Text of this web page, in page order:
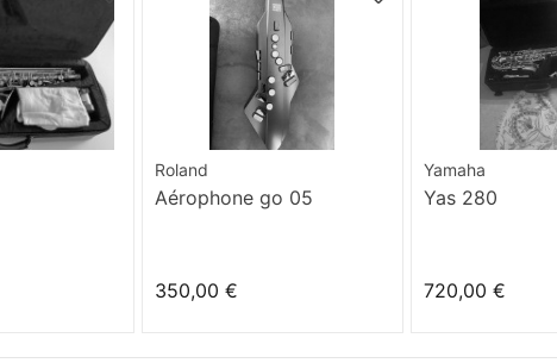
Roland
Aérophone go 05
350,00 €
Yamaha
Yas 280
720,00 €